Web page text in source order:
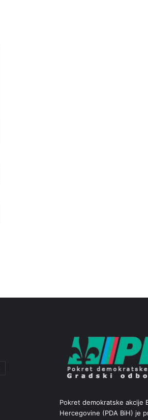
Pokret demokratske akcije
Hercegovine (PDA BiH) je